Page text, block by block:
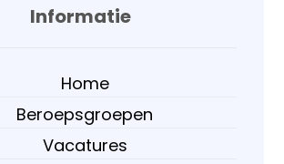
Informatie
Home
Beroepsgroepen
Vacatures